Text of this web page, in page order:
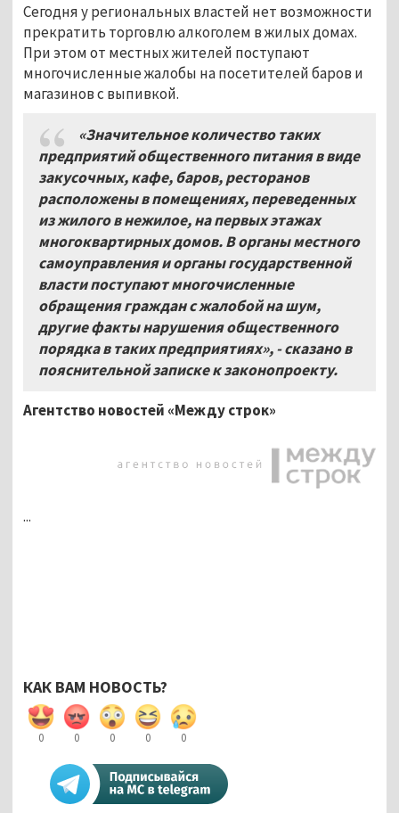
Сегодня у региональных властей нет возможности
прекратить торговлю алкоголем в жилых домах.
При этом от местных жителей поступают
многочисленные жалобы на посетителей баров и
магазинов с выпивкой.
«Значительное количество таких
предприятий общественного питания в виде
закусочных, кафе, баров, ресторанов
расположены в помещениях, переведенных
из жилого в нежилое, на первых этажах
многоквартирных домов. В органы местного
самоуправления и органы государственной
власти поступают многочисленные
обращения граждан с жалобой на шум,
другие факты нарушения общественного
порядка в таких предприятиях», - сказано в
пояснительной записке к законопроекту.
Агентство новостей «Между строк»
...
КАК ВАМ НОВОСТЬ?
0 0 0 0 0